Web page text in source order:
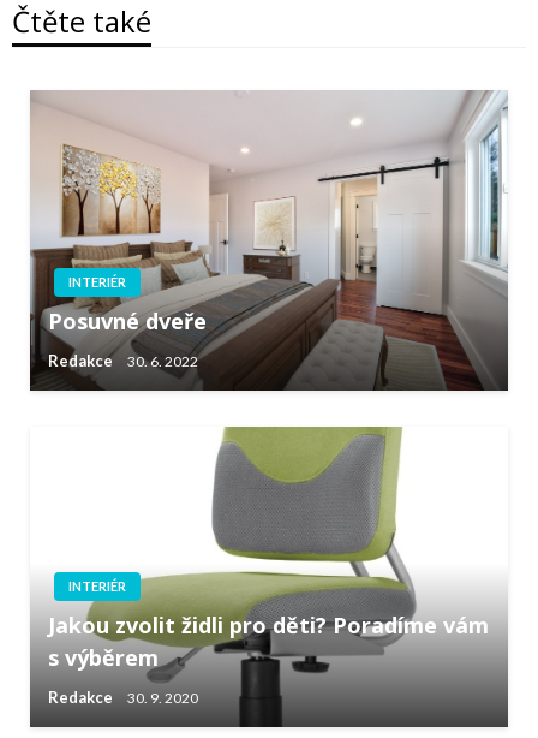
Čtěte také
INTERIÉR
Posuvné dveře
Redakce 30. 6. 2022
INTERIÉR
Jakou zvolit židli pro děti? Poradíme vám
s výběrem
Redakce 30. 9. 2020